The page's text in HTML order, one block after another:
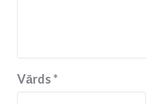
Vārds*